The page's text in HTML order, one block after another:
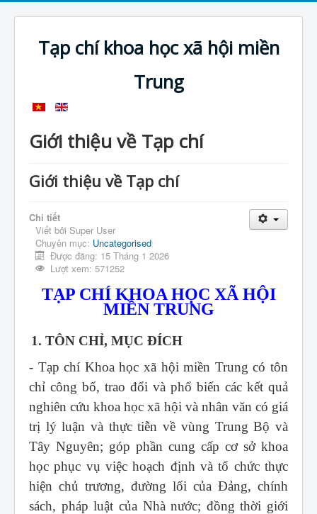
Tạp chí khoa học xã hội miền
Trung
Giới thiệu về Tạp chí
Giới thiệu về Tạp chí
Chi tiết
Viết bởi Super User
Chuyên mục: Uncategorised
Được đăng: 15 Tháng 1 2026
Lượt xem: 571252
TẠP CHÍ KHOA HỌC XÃ HỘI
MIỀN TRUNG
1. TÔN CHỈ, MỤC ĐÍCH
- Tạp chí Khoa học xã hội miền Trung có tôn
chỉ công bố, trao đổi và phổ biến các kết quả
nghiên cứu khoa học xã hội và nhân văn có giá
trị lý luận và thực tiễn về vùng Trung Bộ và
Tây Nguyên; góp phần cung cấp cơ sở khoa
học phục vụ việc hoạch định và tổ chức thực
hiện chủ trương, đường lối của Đảng, chính
sách, pháp luật của Nhà nước; đồng thời giới